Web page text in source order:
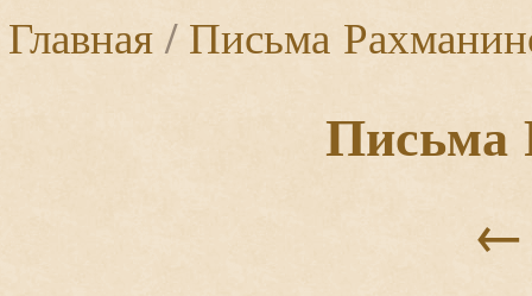
Главная/Письма
Письма
←